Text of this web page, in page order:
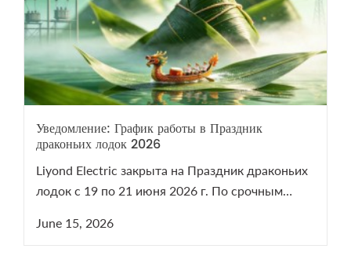
Уведомление: График работы в Праздник
драконьих лодок 2026
Liyond Electric закрыта на Праздник драконьих
лодок с 19 по 21 июня 2026 г. По срочным
June 15, 2026